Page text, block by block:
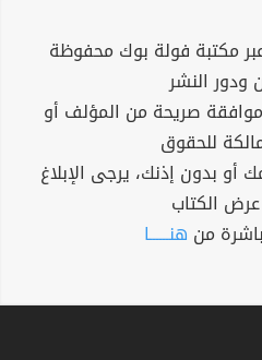
مكتبة فولة بوك محفوظة
ودور النشر
صريحة من المؤلف أو
للحقوق
أو بدون إذنك، يرجى الإبلاغ
الكتاب
من هنــــــا